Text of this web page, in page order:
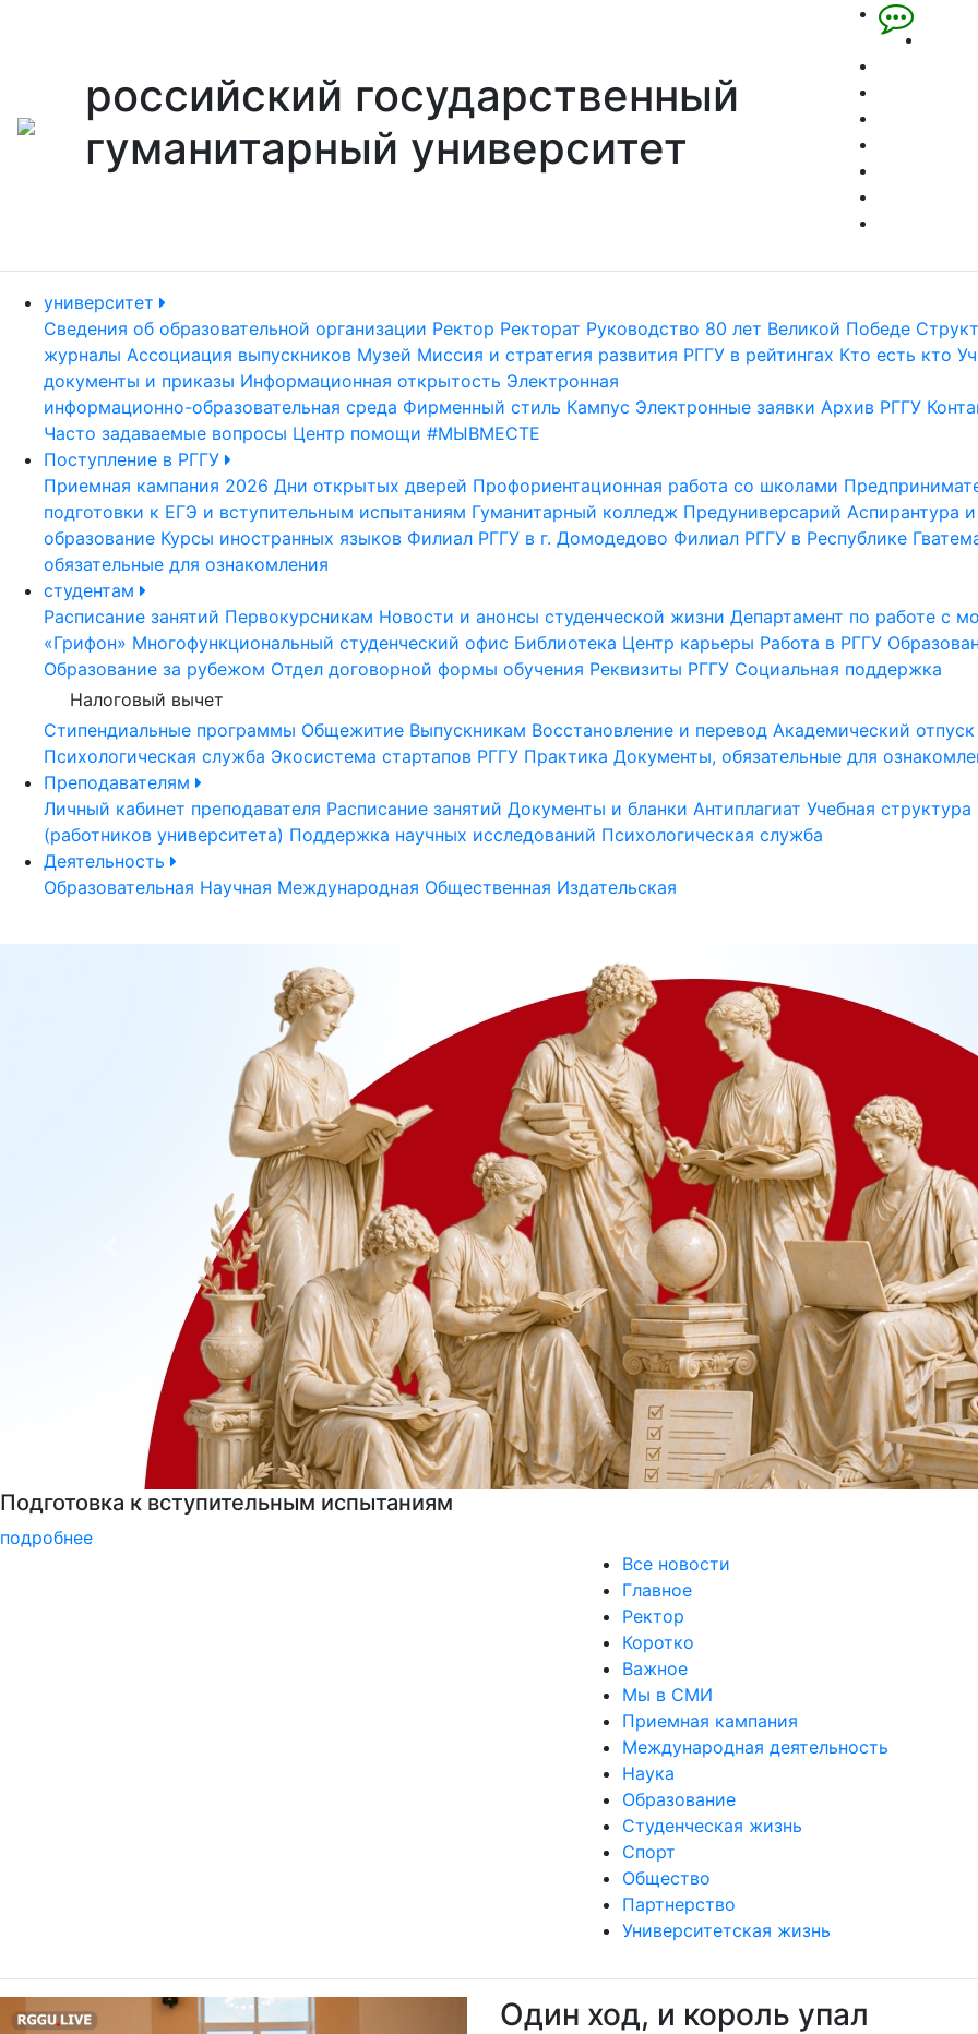
российский государственный
гуманитарный университет
университет
Сведения об образовательной организации Ректор Ректорат Руководство 80 лет Великой Победе
журналы Ассоциация выпускников Музей Миссия и стратегия развития РГГУ в рейтингах Кто есть кто
документы и приказы Информационная открытость Электронная
информационно-образовательная среда Фирменный стиль Кампус Электронные заявки Архив РГГУ
Часто задаваемые вопросы Центр помощи #МЫВМЕСТЕ
Поступление в РГГУ
Приемная кампания 2026 Дни открытых дверей Профориентационная работа со школами
подготовки к ЕГЭ и вступительным испытаниям Гуманитарный колледж Предуниверсарий Аспирантура
образование Курсы иностранных языков Филиал РГГУ в г. Домодедово Филиал РГГУ в Республике
обязательные для ознакомления
студентам
Расписание занятий Первокурсникам Новости и анонсы студенческой жизни Департамент по работе с
«Грифон» Многофункциональный студенческий офис Библиотека Центр карьеры Работа в РГГУ
Образование за рубежом Отдел договорной формы обучения Реквизиты РГГУ Социальная поддержка
Налоговый вычет
Стипендиальные программы Общежитие Выпускникам Восстановление и перевод Академический отпуск
Психологическая служба Экосистема стартапов РГГУ Практика Документы, обязательные для
Преподавателям
Личный кабинет преподавателя Расписание занятий Документы и бланки Антиплагиат Учебная структура
(работников университета) Поддержка научных исследований Психологическая служба
Деятельность
Образовательная Научная Международная Общественная Издательская
Войска беспилотных систем РФ
подробнее
Все новости
Главное
Ректор
Коротко
Важное
Мы в СМИ
Приемная кампания
Международная деятельность
Наука
Образование
Студенческая жизнь
Спорт
Общество
Партнерство
Университетская жизнь
Один ход, и король упал